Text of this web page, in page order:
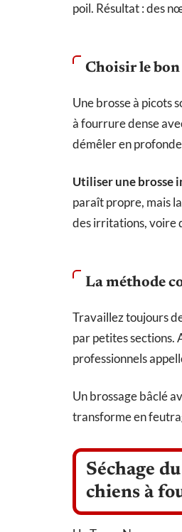
poil. Résultat : des
Choisir le bon
Une brosse à picots
à fourrure dense
démêler en
Utiliser une brosse
paraît propre, mais
des irritations, voire
La méthode
Travaillez toujours
par petites sections.
professionnels
Un brossage bâclé
transforme en
Séchage
chiens à